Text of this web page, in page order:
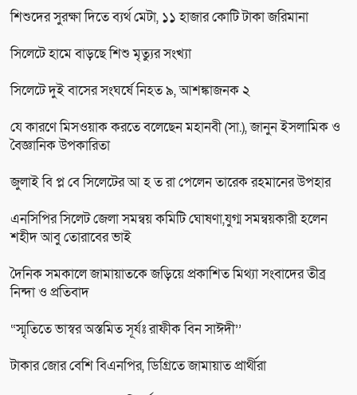
শিশুদের সুরক্ষা দিতে ব্যর্থ মেটা, ১১ হাজার কোটি টাকা জরিমানা
সিলেটে হামে বাড়ছে শিশু মৃত্যুর সংখ্যা
সিলেটে দুই বাসের সংঘর্ষে নিহত ৯, আশঙ্কাজনক ২
যে কারণে মিসওয়াক করতে বলেছেন মহানবী (সা.), জানুন ইসলামিক ও
বৈজ্ঞানিক উপকারিতা
জুলাই বি প্ল বে সিলেটের আ হ ত রা পেলেন তারেক রহমানের উপহার
এনসিপির সিলেট জেলা সমন্বয় কমিটি ঘোষণা,যুগ্ম সমন্বয়কারী হলেন
শহীদ আবু তোরাবের ভাই
দৈনিক সমকালে জামায়াতকে জড়িয়ে প্রকাশিত মিথ্যা সংবাদের তীব্র
নিন্দা ও প্রতিবাদ
“স্মৃতিতে ভাস্বর অস্তমিত সূর্যঃ রাফীক বিন সাঈদী’’
টাকার জোর বেশি বিএনপির, ডিগ্রিতে জামায়াত প্রার্থীরা